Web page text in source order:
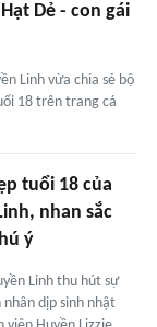
Dẻ - con gái
Linh vừa chia sẻ bộ
18 trên trang cá
tuổi 18 của
nhan sắc
ý
Linh thu hút sự
nhân dịp sinh nhật